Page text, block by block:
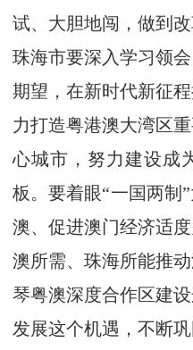
试、大胆地闯，做到
珠海市要深入学习领
期望，在新时代新征
力打造粤港澳大湾区
心城市，努力建设成
板。要着眼“一国两制
澳、促进澳门经济适
澳所需、珠海所能推
琴粤澳深度合作区建
发展这个机遇，不断